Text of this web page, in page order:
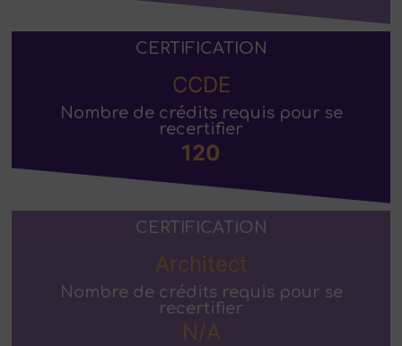
CERTIFICATION
CCDE
Nombre de crédits requis pour se
recertifier
120
CERTIFICATION
Architect
Nombre de crédits requis pour se
recertifier
N/A